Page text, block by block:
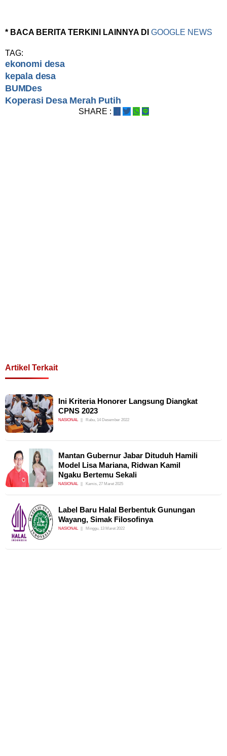
* BACA BERITA TERKINI LAINNYA DI GOOGLE NEWS
TAG:
ekonomi desa
kepala desa
BUMDes
Koperasi Desa Merah Putih
SHARE :
Artikel Terkait
Ini Kriteria Honorer Langsung Diangkat
CPNS 2023
NASIONAL Rabu, 14 Desember 2022
Mantan Gubernur Jabar Dituduh Hamili
Model Lisa Mariana, Ridwan Kamil
Ngaku Bertemu Sekali
NASIONAL Kamis, 27 Maret 2025
Label Baru Halal Berbentuk Gunungan
Wayang, Simak Filosofinya
NASIONAL Minggu, 13 Maret 2022